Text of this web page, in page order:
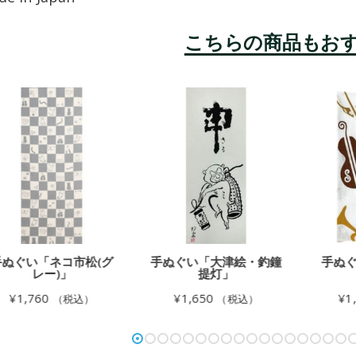
ぐい「ネコ市松(グ
レー)」
¥1,760 （税込）
手ぬぐい「大津絵・釣鐘
提灯」
¥1,650 （税込）
手ぬ
¥